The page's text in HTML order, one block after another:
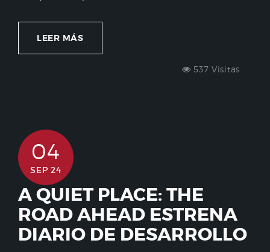
LEER MÁS
537 Visitas
04
SEP 24
A QUIET PLACE: THE
ROAD AHEAD ESTRENA
DIARIO DE DESARROLLO